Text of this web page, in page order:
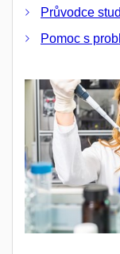
Průvodce
Pomoc s